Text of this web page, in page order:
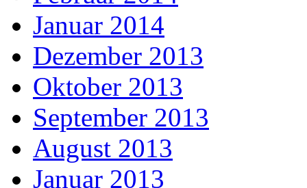
Januar 2014
Dezember 2013
Oktober 2013
September 2013
August 2013
Januar 2013